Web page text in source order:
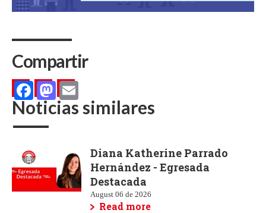
Compartir
Facebook
Mastodon
Email
Noticias similares
Diana Katherine Parrado
Hernández - Egresada
Destacada
August 06 de 2026
Read more